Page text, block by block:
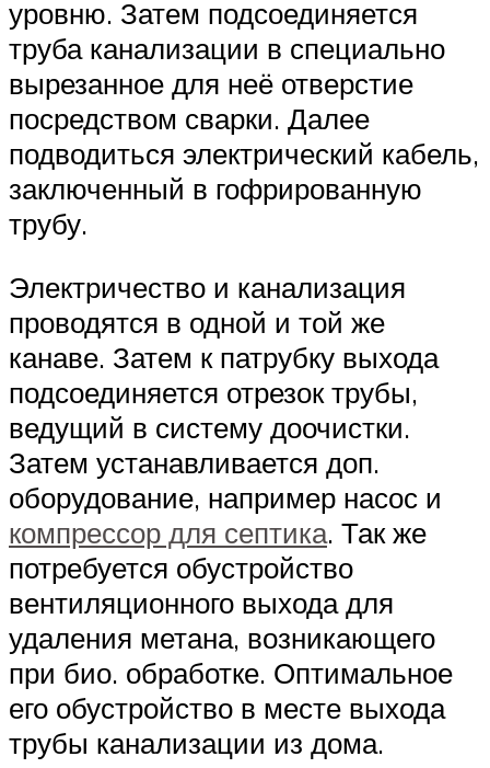
уровню. Затем подсоединяется
труба канализации в специально
вырезанное для неё отверстие
посредством сварки. Далее
подводиться электрический кабель,
заключенный в гофрированную
трубу.
Электричество и канализация
проводятся в одной и той же
канаве. Затем к патрубку выхода
подсоединяется отрезок трубы,
ведущий в систему доочистки.
Затем устанавливается доп.
оборудование, например насос и
компрессор для септика. Так же
потребуется обустройство
вентиляционного выхода для
удаления метана, возникающего
при био. обработке. Оптимальное
его обустройство в месте выхода
трубы канализации из дома.